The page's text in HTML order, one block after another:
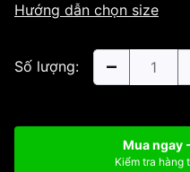
Hướng dẫn chọn size
Số lượng:
Mua ngay
Kiểm tra hàng